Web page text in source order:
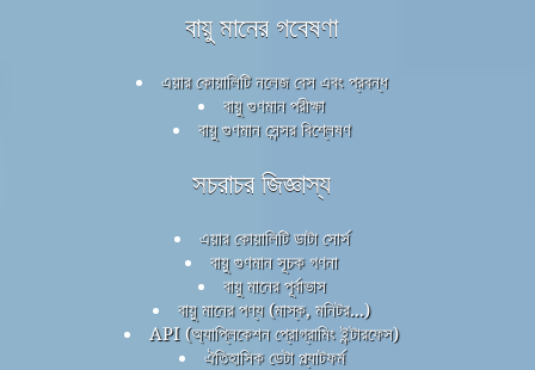
বায়ু মানের গবেষণা
এয়ার কোয়ালিটি নলেজ বেস এবং প্রবন্ধ
বায়ু গুণমান পরীক্ষা
বায়ু গুণমান সেন্সর বিশ্লেষণ
সচরাচর জিজ্ঞাস্য
এয়ার কোয়ালিটি ডাটা সোর্স
বায়ু গুণমান সূচক গণনা
বায়ু মানের পূর্বাভাস
বায়ু মানের পণ্য (মাস্ক, মনিটর...)
API (অ্যাপ্লিকেশন প্রোগ্রামিং ইন্টারফেস)
ঐতিহাসিক ডেটা প্ল্যাটফর্ম